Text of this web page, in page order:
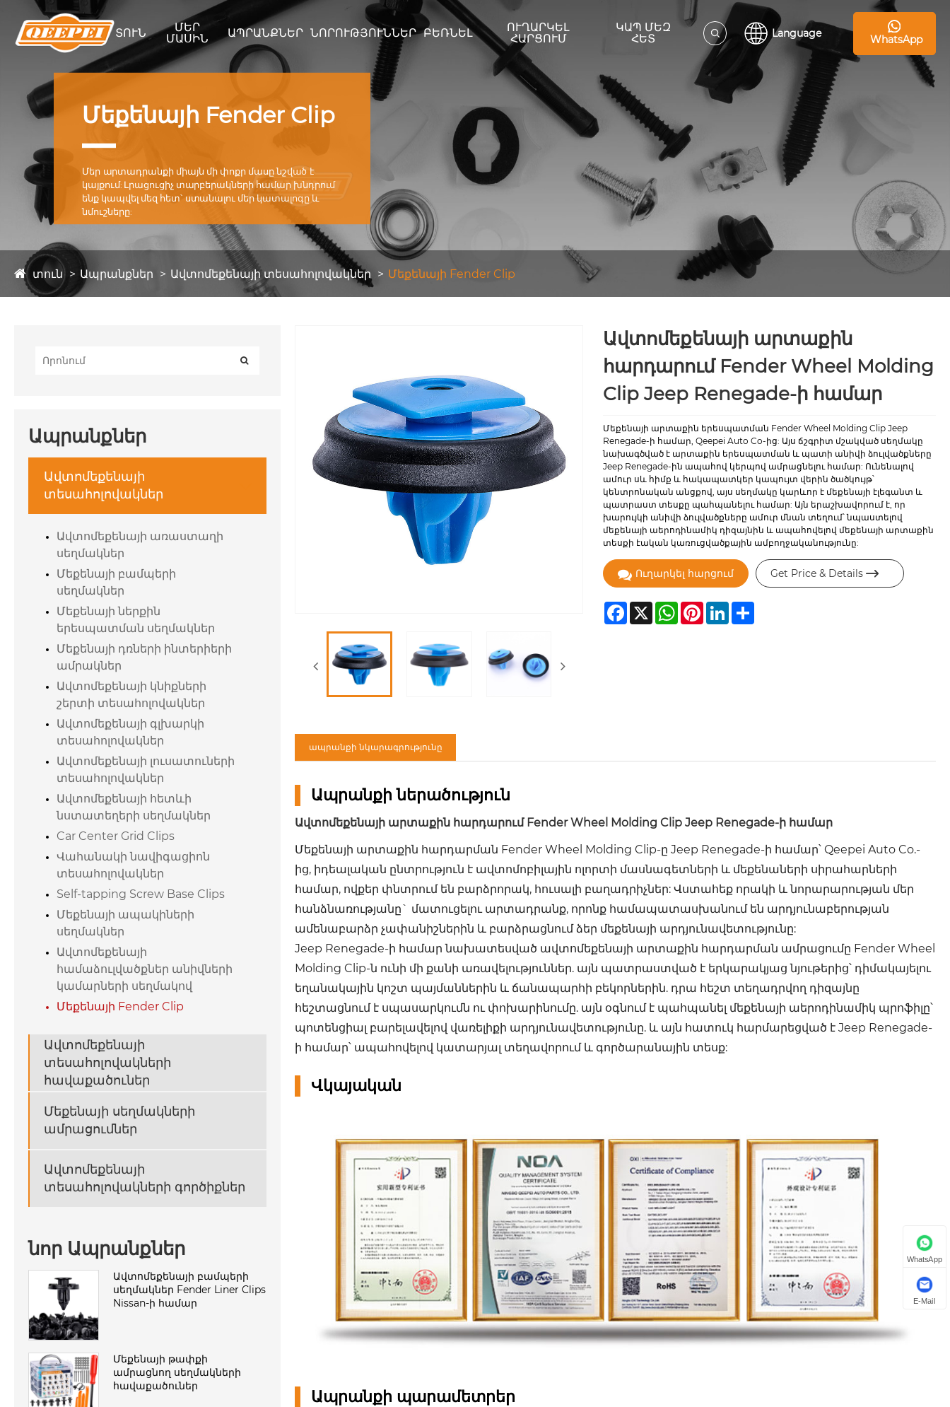
ՏՈՒՆ
ՄԵՐ
ՄԱՍԻՆ
ԱՊՐԱՆՔՆԵՐ ՆՈՐՈՒԹՅՈՒՆՆԵՐ ԲԵՌՆԵԼ
ՈՒՂԱՐԿԵԼ
ՀԱՐՑՈՒՄ
ԿԱՊ ՄԵԶ
ՀԵՏ
Language WhatsApp
Մեքենայի Fender Clip
Մեր արտադրանքի միայն մի փոքր մասը նշված է
կայքում: Լրացուցիչ տարբերակների համար խնդրում
ենք կապվել մեզ հետ՝ ստանալու մեր կատալոգը և
նմուշները:
տուն Ապրանքներ Ավտոմեքենայի տեսահոլովակներ Մեքենայի Fender Clip
Ապրանքներ
Ավտոմեքենայի
տեսահոլովակներ
Ավտոմեքենայի առաստաղի
սեղմակներ
Մեքենայի բամպերի
սեղմակներ
Մեքենայի ներքին
երեսպատման սեղմակներ
Մեքենայի դռների ինտերիերի
ամրակներ
Ավտոմեքենայի կնիքների
շերտի տեսահոլովակներ
Ավտոմեքենայի գլխարկի
տեսահոլովակներ
Ավտոմեքենայի լուսատուների
տեսահոլովակներ
Ավտոմեքենայի հետևի
նստատեղերի սեղմակներ
Car Center Grid Clips
Վահանակի նավիգացիոն
տեսահոլովակներ
Self-tapping Screw Base Clips
Մեքենայի ապակիների
սեղմակներ
Ավտոմեքենայի
համաձուլվածքներ անիվների
կամարների սեղմակով
Մեքենայի Fender Clip
Ավտոմեքենայի
տեսահոլովակների
հավաքածուներ
Մեքենայի սեղմակների
ամրացումներ
Ավտոմեքենայի
տեսահոլովակների գործիքներ
նոր Ապրանքներ
Ավտոմեքենայի բամպերի
սեղմակներ Fender Liner Clips
Nissan-ի համար
Մեքենայի թափքի
ամրացնող սեղմակների
հավաքածուներ
Ավտոմեքենայի արտաքին
հարդարում Fender Wheel Molding
Clip Jeep Renegade-ի համար
Մեքենայի արտաքին երեսպատման Fender Wheel Molding Clip Jeep
Renegade-ի համար, Qeepei Auto Co-ից: Այս ճշգրիտ մշակված սեղմակը
նախագծված է արտաքին երեսպատման և պատի անիվի ձուլվածքները
Jeep Renegade-ին ապահով կերպով ամրացնելու համար: Ունենալով
ամուր սև հիմք և հակապատկեր կապույտ վերին ծածկույթ՝
կենտրոնական անցքով, այս սեղմակը կարևոր է մեքենայի էլեգանտ և
պատրաստ տեսքը պահպանելու համար: Այն երաշխավորում է, որ
խարույկի անիվի ձուլվածքները ամուր մնան տեղում՝ նպաստելով
մեքենայի աերոդինամիկ դիզայնին և ապահովելով մեքենայի արտաքին
տեսքի էական կառուցվածքային ամբողջականությունը:
Ուղարկել հարցում Get Price & Details 
Facebook
X WhatsAppPinterestLinkedInShare
ապրանքի նկարագրությունը
Ապրանքի ներածություն
Ավտոմեքենայի արտաքին հարդարում Fender Wheel Molding Clip Jeep Renegade-ի համար
Մեքենայի արտաքին հարդարման Fender Wheel Molding Clip-ը Jeep Renegade-ի համար՝ Qeepei Auto Co.-
ից, իդեալական ընտրություն է ավտոմոբիլային ոլորտի մասնագետների և մեքենաների սիրահարների
համար, ովքեր փնտրում են բարձրորակ, հուսալի բաղադրիչներ: Վստահեք որակի և նորարարության մեր
հանձնառությանը` մատուցելու արտադրանք, որոնք համապատասխանում են արդյունաբերության
ամենաբարձր չափանիշներին և բարձրացնում ձեր մեքենայի արդյունավետությունը:
Jeep Renegade-ի համար նախատեսված ավտոմեքենայի արտաքին հարդարման ամրացումը Fender Wheel
Molding Clip-ն ունի մի քանի առավելություններ. այն պատրաստված է երկարակյաց նյութերից՝ դիմակայելու
եղանակային կոշտ պայմաններին և ճանապարհի բեկորներին. դրա հեշտ տեղադրվող դիզայնը
հեշտացնում է սպասարկումն ու փոխարինումը. այն օգնում է պահպանել մեքենայի աերոդինամիկ պրոֆիլը՝
պոտենցիալ բարելավելով վառելիքի արդյունավետությունը. և այն հատուկ հարմարեցված է Jeep Renegade-
ի համար՝ ապահովելով կատարյալ տեղավորում և գործարանային տեսք:
Վկայական
Ապրանքի պարամետրեր
WhatsApp
E-Mail